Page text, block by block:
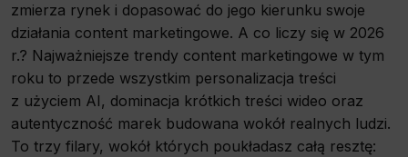
zmierza rynek i dopasować do jego kierunku swoje
działania content marketingowe. A co liczy się w 2026
r.? Najważniejsze trendy content marketingowe w tym
roku to przede wszystkim personalizacja treści
z użyciem AI, dominacja krótkich treści wideo oraz
autentyczność marek budowana wokół realnych ludzi.
To trzy filary, wokół których poukładasz całą resztę: